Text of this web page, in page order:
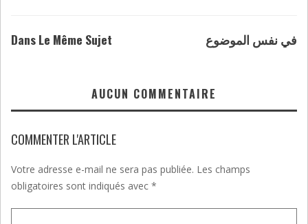
Dans Le Même Sujet في نفس الموضوع
AUCUN COMMENTAIRE
COMMENTER L'ARTICLE
Votre adresse e-mail ne sera pas publiée. Les champs
obligatoires sont indiqués avec *